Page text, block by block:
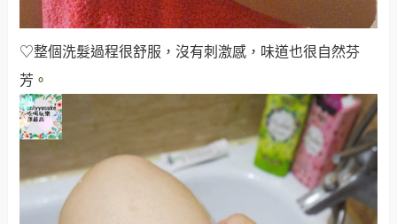
♡整個洗髮過程很舒服，沒有刺激感，味道也很自然芬
芳 。